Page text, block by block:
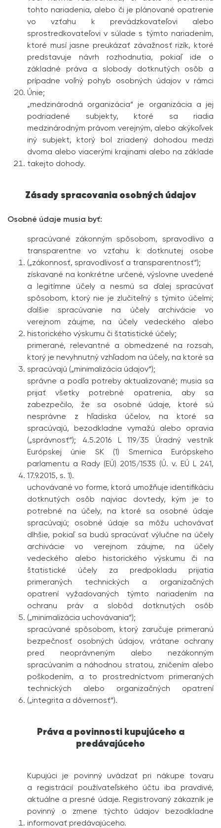
tohto nariadenia, alebo či je plánované opatrenie
vo vzťahu k prevádzkovateľovi alebo
sprostredkovateľovi v súlade s týmto nariadením,
ktoré musí jasne preukázať závažnosť rizík, ktoré
predstavuje návrh rozhodnutia, pokiaľ ide o
základné práva a slobody dotknutých osôb a
prípadne voľný pohyb osobných údajov v rámci
Únie;
„medzinárodná organizácia“ je organizácia a jej
podriadené subjekty, ktoré sa riadia
medzinárodným právom verejným, alebo akýkoľvek
iný subjekt, ktorý bol zriadený dohodou medzi
dvoma alebo viacerými krajinami alebo na základe
takejto dohody.
Zásady spracovania osobných údajov
Osobné údaje musia byť:
spracúvané zákonným spôsobom, spravodlivo a
transparentne vo vzťahu k dotknutej osobe
(„zákonnosť, spravo­dlivosť a transparentnosť“);
získavané na konkrétne určené, výslovne uvedené
a legitímne účely a nesmú sa ďalej spracúvať
spôsobom, ktorý nie je zlučiteľný s týmito účelmi;
ďalšie spracúvanie na účely archivácie vo
verejnom záujme, na účely vedeckého alebo
historického výskumu či štatistické účely;
primerané, relevantné a obmedzené na rozsah,
ktorý je nevyhnutný vzhľadom na účely, na ktoré sa
spracúvajú („minimalizácia údajov“);
správne a podľa potreby aktualizované; musia sa
prijať všetky potrebné opatrenia, aby sa
zabezpečilo, že sa osobné údaje, ktoré sú
nesprávne z hľadiska účelov, na ktoré sa
spracúvajú, bezodkladne vymažú alebo opravia
(„správnosť“); 4.5.2016 L 119/35 Úradný vestník
Európskej únie SK (1) Smernica Európskeho
parlamentu a Rady (EÚ) 2015/1535 (Ú. v. EÚ L 241,
17.9.2015, s. 1).
uchovávané vo forme, ktorá umožňuje identifikáciu
dotknutých osôb najviac dovtedy, kým je to
potrebné na účely, na ktoré sa osobné údaje
spracúvajú; osobné údaje sa môžu uchovávať
dlhšie, pokiaľ sa budú spracúvať výlučne na účely
archivácie vo verejnom záujme, na účely
vedeckého alebo historického výskumu či na
štatistické účely za predpokladu prijatia
primeraných technických a organizačných
opatrení vyžadovaných týmto nariadením na
ochranu práv a slobôd dotknutých osôb
(„minimalizácia uchovávania“);
spracúvané spôsobom, ktorý zaručuje primeranú
bezpečnosť osobných údajov, vrátane ochrany
pred neoprávneným alebo nezákonným
spracúvaním a náhodnou stratou, zničením alebo
poškodením, a to prostredníctvom primeraných
technických alebo organizačných opatrení
(„integrita a dôvernosť“).
Práva a povinnosti kupujúceho a
predávajúceho
Kupujúci je povinný uvádzať pri nákupe tovaru
a registrácií používateľského účtu iba pravdivé,
aktuálne a presné údaje. Registrovaný zákazník je
povinný o zmene týchto údajov bezodkladne
informovať predávajúceho.